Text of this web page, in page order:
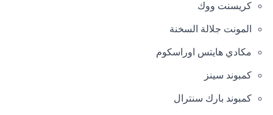
كريسنت ووك
المونت جلالة السخنة
مكادي هايتس اوراسكوم
كمبوند سينز
كمبوند بارك سنترال